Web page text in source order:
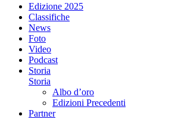
Edizione 2025
Classifiche
News
Foto
Video
Podcast
Storia
Storia
Albo d’oro
Edizioni Precedenti
Partner